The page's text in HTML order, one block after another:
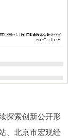
探索创新公开形
、北京市宏观经